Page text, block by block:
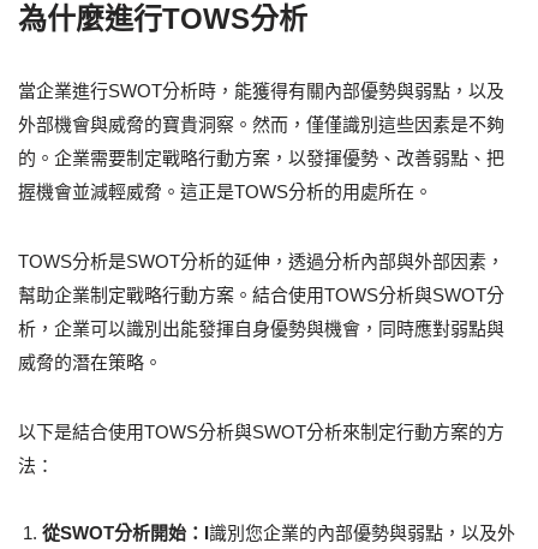
為什麼進行TOWS分析
當企業進行SWOT分析時，能獲得有關內部優勢與弱點，以及
外部機會與威脅的寶貴洞察。然而，僅僅識別這些因素是不夠
的。企業需要制定戰略行動方案，以發揮優勢、改善弱點、把
握機會並減輕威脅。這正是TOWS分析的用處所在。
TOWS分析是SWOT分析的延伸，透過分析內部與外部因素，
幫助企業制定戰略行動方案。結合使用TOWS分析與SWOT分
析，企業可以識別出能發揮自身優勢與機會，同時應對弱點與
威脅的潛在策略。
以下是結合使用TOWS分析與SWOT分析來制定行動方案的方
法：
從SWOT分析開始：I識別您企業的內部優勢與弱點，以及外